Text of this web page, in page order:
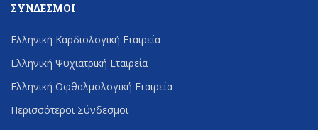
ΣΎΝΔΕΣΜΟΙ
Ελληνική Καρδιολογική Εταιρεία
Ελληνική Ψυχιατρική Εταιρεία
Ελληνική Οφθαλμολογική Εταιρεία
Περισσότεροι Σύνδεσμοι